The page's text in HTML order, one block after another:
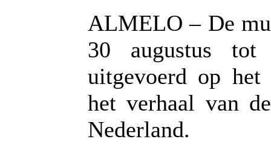
ALMELO – De
30 augustus
uitgevoerd op
het verhaal van
Nederland.